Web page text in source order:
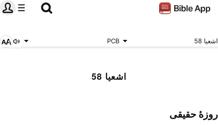
اشعیا 58 PCB
اشعیا 58
روزهٔ حقیقی